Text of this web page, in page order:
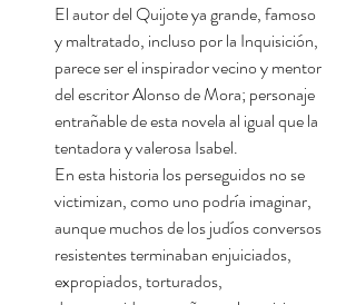
El autor del Quijote ya grande, famoso
y maltratado, incluso por la Inquisición,
parece ser el inspirador vecino y mentor
del escritor Alonso de Mora; personaje
entrañable de esta novela al igual que la
tentadora y valerosa Isabel.
En esta historia los perseguidos no se
victimizan, como uno podría imaginar,
aunque muchos de los judíos conversos
resistentes terminaban enjuiciados,
expropiados, torturados,